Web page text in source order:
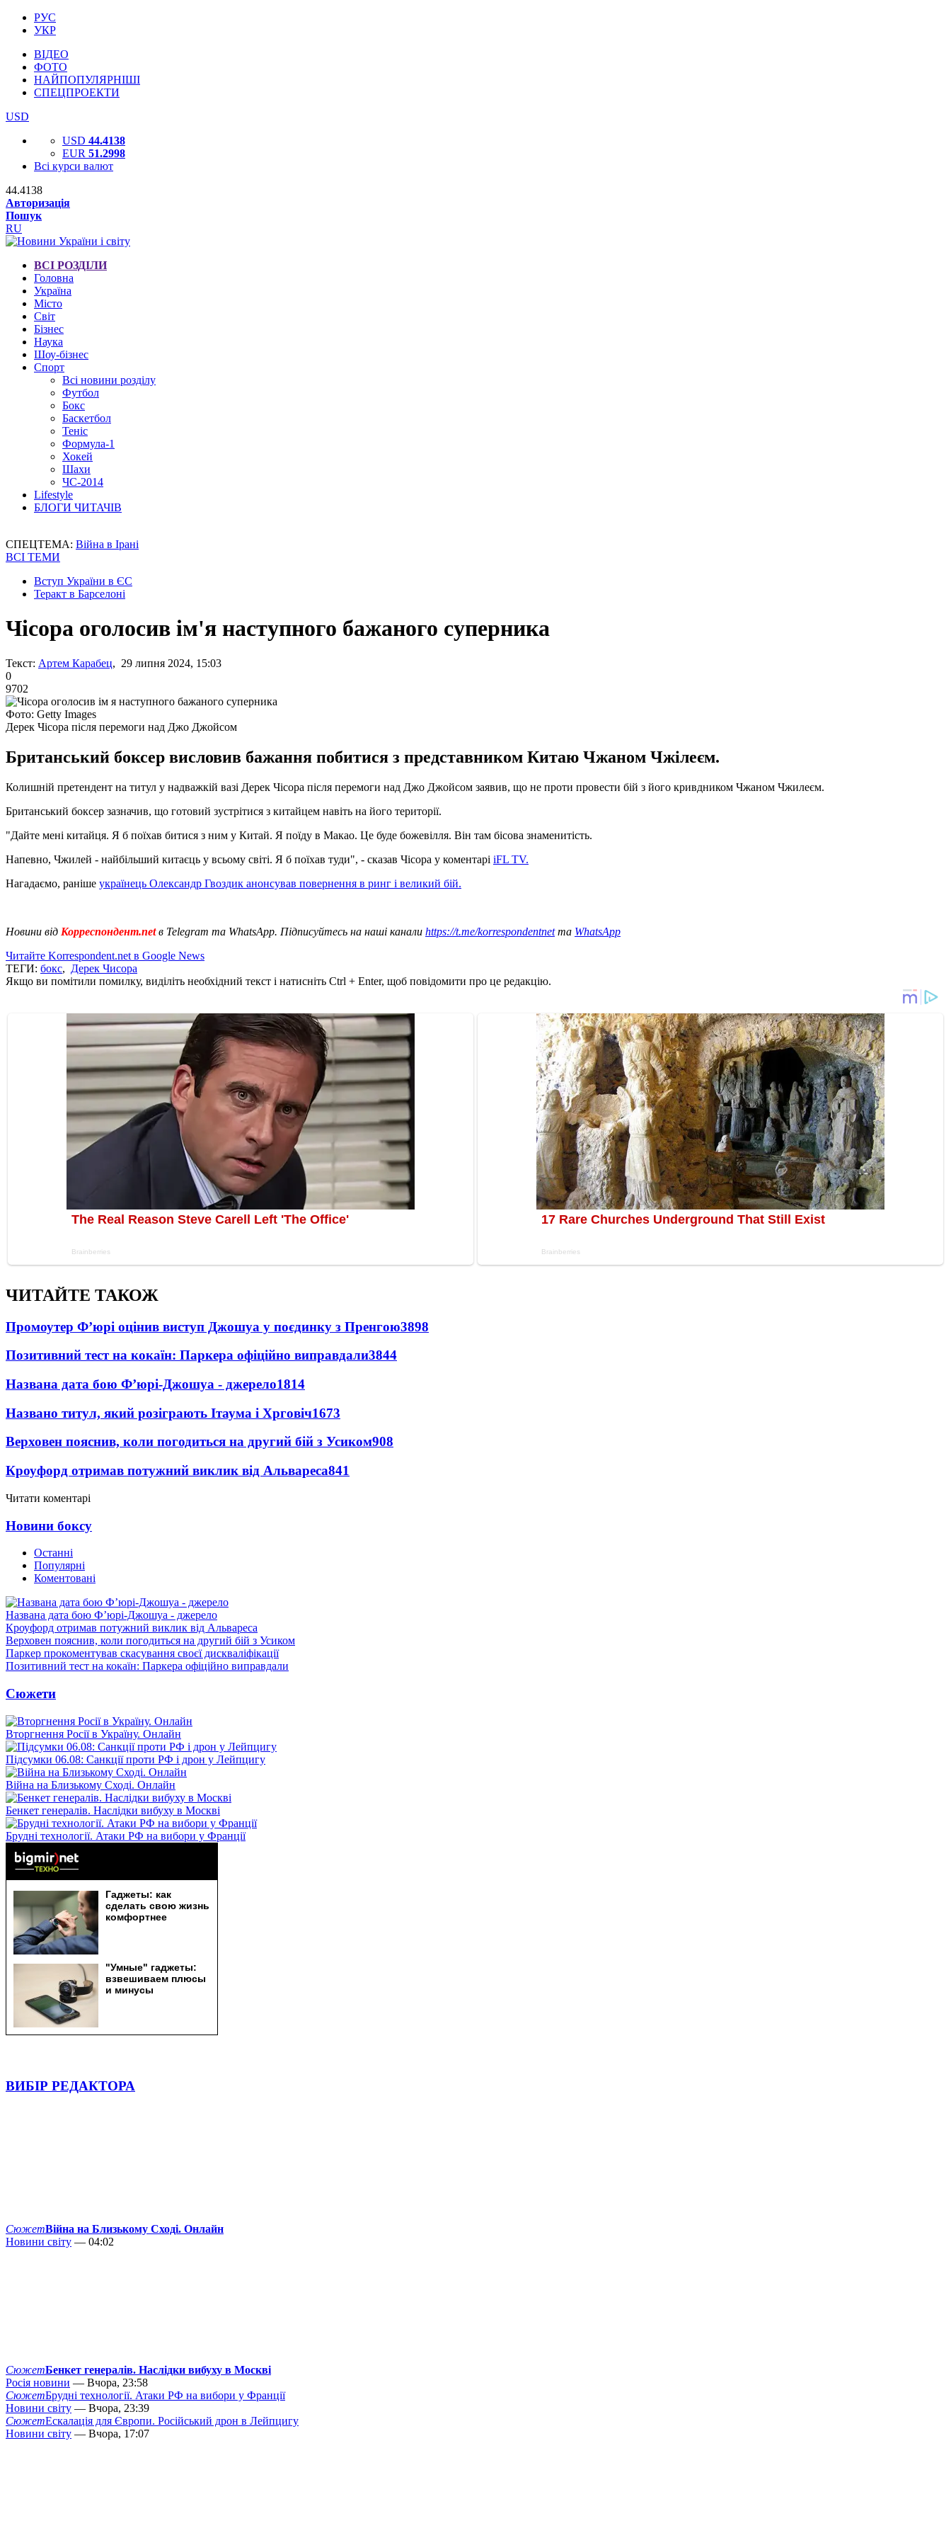
РУС
УКР
ВІДЕО
ФОТО
НАЙПОПУЛЯРНІШІ
СПЕЦПРОЕКТИ
USD
USD 44.4138
EUR 51.2998
Всі курси валют
44.4138
Авторизація
Пошук
RU
ВСІ РОЗДІЛИ
Головна
Україна
Місто
Світ
Бізнес
Наука
Шоу-бізнес
Спорт
Всі новини розділу
Футбол
Бокс
Баскетбол
Теніс
Формула-1
Хокей
Шахи
ЧС-2014
Lifestyle
БЛОГИ ЧИТАЧІВ
СПЕЦТЕМА: Війна в Ірані
ВСІ ТЕМИ
Вступ України в ЄС
Теракт в Барселоні
Чісора оголосив ім'я наступного бажаного суперника
Текст: Артем Карабец, 29 липня 2024, 15:03
0
9702
Фото: Getty Images
Дерек Чісора після перемоги над Джо Джойсом
Британський боксер висловив бажання побитися з представником Китаю Чжаном Чжілеєм.
Колишній претендент на титул у надважкій вазі Дерек Чісора після перемоги над Джо Джойсом заявив, що не проти провести бій з його кривдником Чжаном Чжилеєм.
Британський боксер зазначив, що готовий зустрітися з китайцем навіть на його території.
"Дайте мені китайця. Я б поїхав битися з ним у Китай. Я поїду в Макао. Це буде божевілля. Він там бісова знаменитість.
Напевно, Чжилей - найбільший китаєць у всьому світі. Я б поїхав туди", - сказав Чісора у коментарі iFL TV.
Нагадаємо, раніше українець Олександр Гвоздик анонсував повернення в ринг і великий бій.
Новини від Корреспондент.netв Telegram та WhatsApp. Підписуйтесь на наші канали https://t.me/korrespondentnetта WhatsApp
Читайте Korrespondent.net в Google News
ТЕГИ: бокс, Дерек Чисора
Якщо ви помітили помилку, виділіть необхідний текст і натисніть Ctrl + Enter, щоб повідомити про це редакцію.
ЧИТАЙТЕ ТАКОЖ
Промоутер Ф’юрі оцінив виступ Джошуа у поєдинку з Пренгою3898
Позитивний тест на кокаїн: Паркера офіційно виправдали3844
Названа дата бою Ф’юрі-Джошуа - джерело1814
Названо титул, який розіграють Ітаума і Хрговіч1673
Верховен пояснив, коли погодиться на другий бій з Усиком908
Кроуфорд отримав потужний виклик від Альвареса841
Читати коментарі
Новини боксу
Останні
Популярні
Коментовані
Названа дата бою Ф’юрі-Джошуа - джерело
Кроуфорд отримав потужний виклик від Альвареса
Верховен пояснив, коли погодиться на другий бій з Усиком
Паркер прокоментував скасування своєї дискваліфікації
Позитивний тест на кокаїн: Паркера офіційно виправдали
Сюжети
Вторгнення Росії в Україну. Онлайн
Підсумки 06.08: Санкції проти РФ і дрон у Лейпцигу
Війна на Близькому Сході. Онлайн
Бенкет генералів. Наслідки вибуху в Москві
Брудні технології. Атаки РФ на вибори у Франції
ВИБІР РЕДАКТОРА
СюжетВійна на Близькому Сході. Онлайн
Новини світу — 04:02
СюжетБенкет генералів. Наслідки вибуху в Москві
Росія новини — Вчора, 23:58
СюжетБрудні технології. Атаки РФ на вибори у Франції
Новини світу — Вчора, 23:39
СюжетЕскалація для Європи. Російський дрон в Лейпцигу
Новини світу — Вчора, 17:07